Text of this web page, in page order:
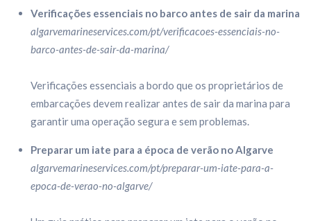
Verificações essenciais no barco antes de sair da marina
algarvemarineservices.com/pt/verificacoes-essenciais-no-
barco-antes-de-sair-da-marina/
Verificações essenciais a bordo que os proprietários de
embarcações devem realizar antes de sair da marina para
garantir uma operação segura e sem problemas.
Preparar um iate para a época de verão no Algarve
algarvemarineservices.com/pt/preparar-um-iate-para-a-
epoca-de-verao-no-algarve/